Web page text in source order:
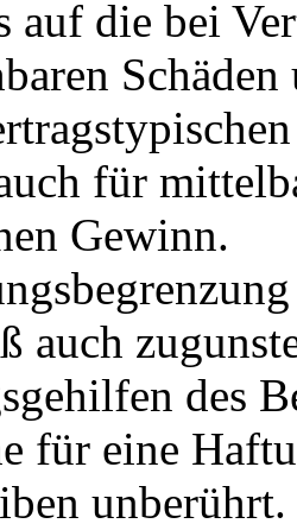
auf die bei
für
Gewinn.
auch
des
für eine
unberührt.